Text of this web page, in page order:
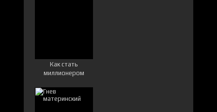
Как стать
миллионером